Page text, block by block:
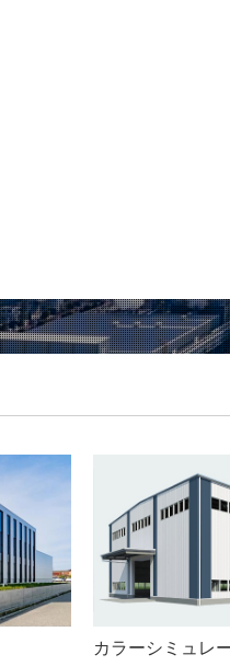
カラーシミュレ